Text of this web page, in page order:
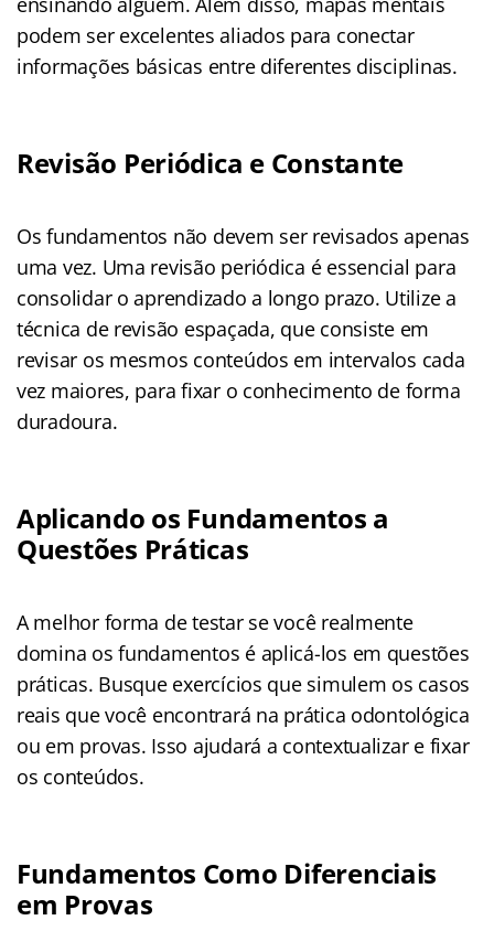
podem ser excelentes aliados para conectar
informações básicas entre diferentes disciplinas.
Revisão Periódica e Constante
Os fundamentos não devem ser revisados apenas
uma vez. Uma revisão periódica é essencial para
consolidar o aprendizado a longo prazo. Utilize a
técnica de revisão espaçada, que consiste em
revisar os mesmos conteúdos em intervalos cada
vez maiores, para fixar o conhecimento de forma
duradoura.
Aplicando os Fundamentos a
Questões Práticas
A melhor forma de testar se você realmente
domina os fundamentos é aplicá-los em questões
práticas. Busque exercícios que simulem os casos
reais que você encontrará na prática odontológica
ou em provas. Isso ajudará a contextualizar e fixar
os conteúdos.
Fundamentos Como Diferenciais
em Provas